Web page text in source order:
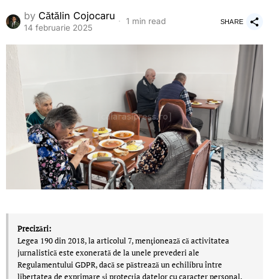
by Cătălin Cojocaru
14 februarie 2025
1 min read SHARE
Precizări:
Legea 190 din 2018, la articolul 7, menţionează că activitatea
jurnalistică este exonerată de la unele prevederi ale
Regulamentului GDPR, dacă se păstrează un echilibru între
libertatea de exprimare şi protecţia datelor cu caracter personal.